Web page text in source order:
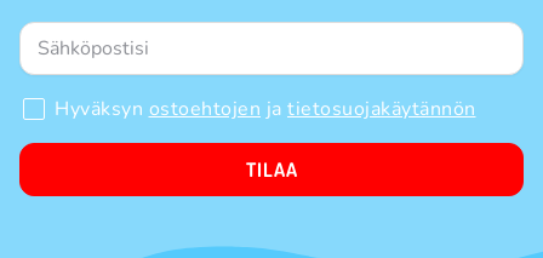
Hyväksyn ostoehtojen ja tietosuojakäytännön
TILAA